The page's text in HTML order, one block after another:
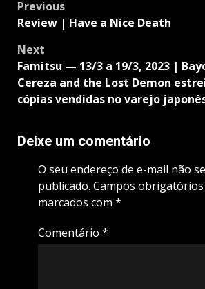
Post
navigation
Previous
Review | Have a Nice Death
Next
Famitsu — 13/3 a 19/3, 2023 |
Cereza and the Lost Demon
cópias vendidas no varejo
Deixe um comentário
O seu endereço de e-mail não
publicado. Campos obrigatórios
marcados com *
Comentário *